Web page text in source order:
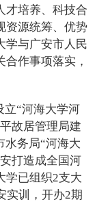
才培养、科技合
资源统筹、优势
学与广安市人民
作事项落实，
立“河海大学河
故居管理局建
水务局“河海大
打造成全国河
学已组织2支大
实训，开办2期